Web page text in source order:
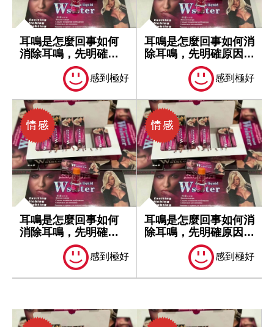
耳鳴是怎麼回事如何
消除耳鳴，先明確原
感到極好
耳鳴是怎麼回事如何消
除耳鳴，先明確原因再
感到極好
耳鳴是怎麼回事如何
消除耳鳴，先明確原
感到極好
耳鳴是怎麼回事如何消
除耳鳴，先明確原因再
感到極好